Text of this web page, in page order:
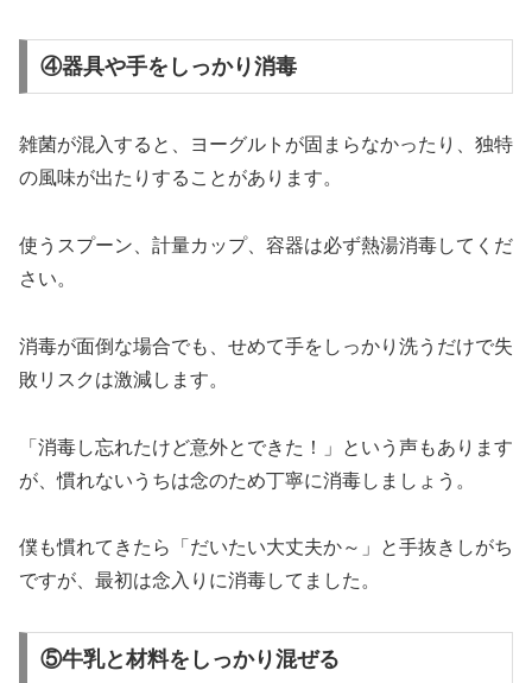
④器具や手をしっかり消毒
雑菌が混入すると、ヨーグルトが固まらなかったり、独特
の風味が出たりすることがあります。
使うスプーン、計量カップ、容器は必ず熱湯消毒してくだ
さい。
消毒が面倒な場合でも、せめて手をしっかり洗うだけで失
敗リスクは激減します。
「消毒し忘れたけど意外とできた！」という声もあります
が、慣れないうちは念のため丁寧に消毒しましょう。
僕も慣れてきたら「だいたい大丈夫か～」と手抜きしがち
ですが、最初は念入りに消毒してました。
⑤牛乳と材料をしっかり混ぜる